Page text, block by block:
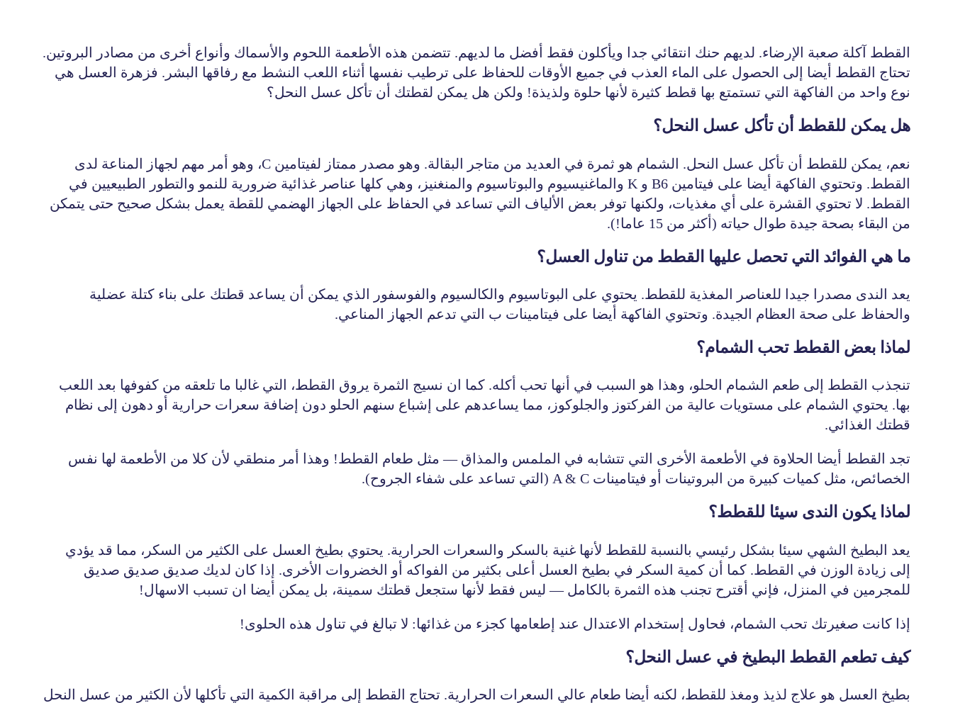
القطط آكلة صعبة الإرضاء. لديهم حنك انتقائي جدا ويأكلون فقط أفضل ما لديهم. تتضمن هذه الأطعمة اللحوم والأسماك وأنواع أخرى من مصادر البروتين.
تحتاج القطط أيضا إلى الحصول على الماء العذب في جميع الأوقات للحفاظ على ترطيب نفسها أثناء اللعب النشط مع رفاقها البشر. فزهرة العسل هي
نوع واحد من الفاكهة التي تستمتع بها قطط كثيرة لأنها حلوة ولذيذة! ولكن هل يمكن لقطتك أن تأكل عسل النحل؟
هل يمكن للقطط أن تأكل عسل النحل؟
نعم، يمكن للقطط أن تأكل عسل النحل. الشمام هو ثمرة في العديد من متاجر البقالة. وهو مصدر ممتاز لفيتامين C، وهو أمر مهم لجهاز المناعة لدى
القطط. وتحتوي الفاكهة أيضا على فيتامين B6 و K والماغنيسيوم والبوتاسيوم والمنغنيز، وهي كلها عناصر غذائية ضرورية للنمو والتطور الطبيعيين في
القطط. لا تحتوي القشرة على أي مغذيات، ولكنها توفر بعض الألياف التي تساعد في الحفاظ على الجهاز الهضمي للقطة يعمل بشكل صحيح حتى يتمكن
من البقاء بصحة جيدة طوال حياته (أكثر من 15 عاما!).
ما هي الفوائد التي تحصل عليها القطط من تناول العسل؟
يعد الندى مصدرا جيدا للعناصر المغذية للقطط. يحتوي على البوتاسيوم والكالسيوم والفوسفور الذي يمكن أن يساعد قطتك على بناء كتلة عضلية
والحفاظ على صحة العظام الجيدة. وتحتوي الفاكهة أيضا على فيتامينات ب التي تدعم الجهاز المناعي.
لماذا بعض القطط تحب الشمام؟
تنجذب القطط إلى طعم الشمام الحلو، وهذا هو السبب في أنها تحب أكله. كما ان نسيج الثمرة يروق القطط، التي غالبا ما تلعقه من كفوفها بعد اللعب
بها. يحتوي الشمام على مستويات عالية من الفركتوز والجلوكوز، مما يساعدهم على إشباع سنهم الحلو دون إضافة سعرات حرارية أو دهون إلى نظام
قطتك الغذائي.
تجد القطط أيضا الحلاوة في الأطعمة الأخرى التي تتشابه في الملمس والمذاق — مثل طعام القطط! وهذا أمر منطقي لأن كلا من الأطعمة لها نفس
الخصائص، مثل كميات كبيرة من البروتينات أو فيتامينات A & C (التي تساعد على شفاء الجروح).
لماذا يكون الندى سيئا للقطط؟
يعد البطيخ الشهي سيئا بشكل رئيسي بالنسبة للقطط لأنها غنية بالسكر والسعرات الحرارية. يحتوي بطيخ العسل على الكثير من السكر، مما قد يؤدي
إلى زيادة الوزن في القطط. كما أن كمية السكر في بطيخ العسل أعلى بكثير من الفواكه أو الخضروات الأخرى. إذا كان لديك صديق صديق صديق
للمجرمين في المنزل، فإني أقترح تجنب هذه الثمرة بالكامل — ليس فقط لأنها ستجعل قطتك سمينة، بل يمكن أيضا ان تسبب الاسهال!
إذا كانت صغيرتك تحب الشمام، فحاول إستخدام الاعتدال عند إطعامها كجزء من غذائها: لا تبالغ في تناول هذه الحلوى!
كيف تطعم القطط البطيخ في عسل النحل؟
بطيخ العسل هو علاج لذيذ ومغذ للقطط، لكنه أيضا طعام عالي السعرات الحرارية. تحتاج القطط إلى مراقبة الكمية التي تأكلها لأن الكثير من عسل النحل